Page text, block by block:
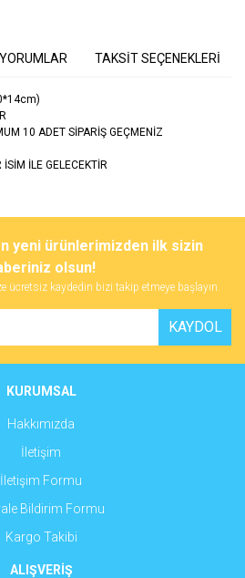
YORUMLAR TAKSİT SEÇENEKLERİ
10 ADET SİPARİŞ GEÇMENİZ
İLE GELECEKTİR
ilk yorumu siz yapın!
Yorum Yaz
ederiz.
veya görüntülenemiyor.
bilgiler bulunuyor.
daha pahalı.
Gönder
yeni ürünlerimizden ilk sizin
olsun!
ücretsiz kaydedin bizi takip etmeye başlayın.
KAYDOL
KURUMSAL
Hakkımızda
İletişim
İletişim Formu
Bildirim Formu
Kargo Takibi
ALIŞVERİŞ